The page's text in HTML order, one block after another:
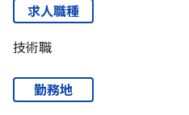
求人職種
技術職
勤務地